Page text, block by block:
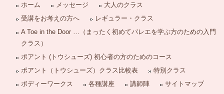
ホーム メッセージ
大人のクラス
受講をお考えの方へ
レギュラー・クラス
A Toe in the Door …（まったく初めてバレエを学ぶ方のための入門
クラス）
ポアント (トウシューズ) 初心者の方のためのコース
ポアント（トウシューズ）クラス比較表
特別クラス
ボディーワークス
各種講座 講師陣
サイトマップ